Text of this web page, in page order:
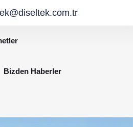
Bizden Haberler